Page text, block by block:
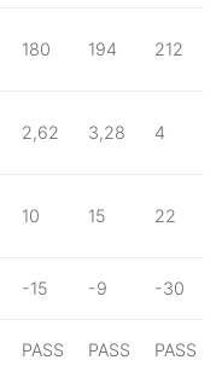
180 194 212
2,62 3,28 4
10 15 22
-15 -9 -30
PASS PASS PASS